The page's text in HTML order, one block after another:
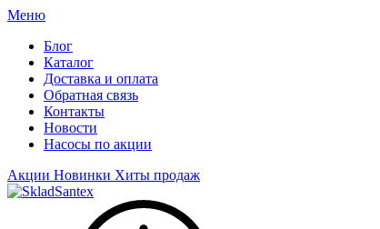
Меню
Блог
Каталог
Доставка и оплата
Обратная связь
Контакты
Новости
Насосы по акции
Акции Новинки Хиты продаж